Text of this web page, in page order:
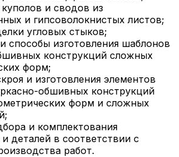
и сводов из
и гипсоволокнистых листов;
угловых стыков;
способы изготовления шаблонов
конструкций сложных
форм;
и изготовления элементов
обшивных конструкций
форм и сложных
и комплектования
деталей в соответствии с
работ.